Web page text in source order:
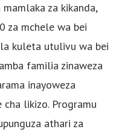
za kikanda,
za mchele wa bei
kuleta utulivu wa bei
familia zinaweza
inayoweza
likizo. Programu
athari za